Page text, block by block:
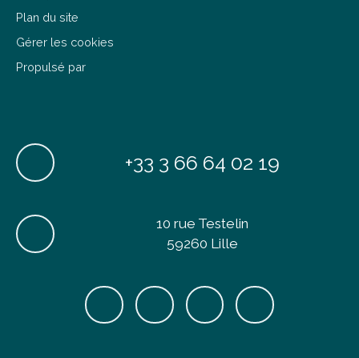
Plan du site
Gérer les cookies
Propulsé par
+33 3 66 64 02 19
10 rue Testelin
59260 Lille